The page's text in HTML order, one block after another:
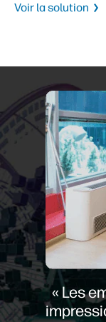
Voir la solution
« Les